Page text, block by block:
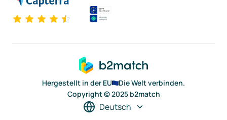
Hergestellt in der EU
Die Welt verbinden.
Copyright © 2025 b2match
Deutsch